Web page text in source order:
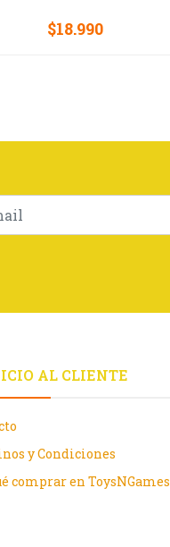
+
$18.990
AL CLIENTE
y Condiciones
comprar en ToysNGames